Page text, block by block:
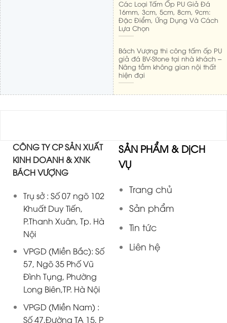
Các Loại Tấm Ốp PU Giả Đá
16mm, 3cm, 5cm, 8cm, 9cm:
Đặc Điểm, Ứng Dụng Và Cách
Lựa Chọn
Bách Vượng thi công tấm ốp PU
giả đá BV-Stone tại nhà khách –
Nâng tầm không gian nội thất
hiện đại
CÔNG TY CP SẢN XUẤT
KINH DOANH & XNK
BÁCH VƯỢNG
Trụ sở : Số 07 ngõ 102
Khuất Duy Tiến,
P.Thanh Xuân, Tp. Hà
Nội
VPGD (Miền Bắc): Số
57, Ngõ 35 Phố Vũ
Đình Tụng, Phường
Long Biên,TP. Hà Nội
VPGD (Miền Nam) :
Số 47,Đường TA 15, P
SẢN PHẨM & DịCH
VỤ
Trang chủ
Sản phẩm
Tin tức
Liên hệ